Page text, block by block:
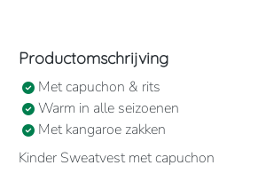
Productomschrijving
Met capuchon & rits
Warm in alle seizoenen
Met kangaroe zakken
Kinder Sweatvest met capuchon